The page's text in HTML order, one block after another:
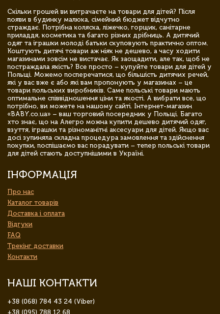
Скільки грошей ви витрачаєте на товари для дітей? Після
появи в будинку малюка, сімейний бюджет відчутно
страждає. Потрібна коляска, ліжечко, горщик, санітарне
приладдя, косметика та багато різних дрібниць. А дитячий
одяг та іграшки молоді батьки скуповують практично оптом.
Коштують дитячі товари аж ніяк не дешево, а часу ходити
магазинами зовсім не вистачає. Як заощадити, але так, щоб не
постраждала якість? Все просто – купуйте товари для дітей у
Польщі. Можемо посперечатися, що більшість дитячих речей,
які у вас вже є або які вам пропонують у магазинах – це
товари польських виробників. Саме польські товари мають
оптимальне співвідношення ціни та якості. А вибрати все, що
потрібно, ви можете на нашому сайті. Інтернет-магазин
«BABY.co.ua» – ваш торговий посередник у Польщі. Багато
хто знає, що на Алегро можна купити дешево дитячий одяг,
взуття, іграшки та різноманітні аксесуари для дітей. Якщо вас
досі зупиняла складна процедура замовлення та здійснення
покупки, поспішаємо вас порадувати – тепер польські товари
для дітей стають доступнішими в Україні.
ІНФОРМАЦІЯ
Про нас
Каталог товарів
Доставка і оплата
Відгуки
FAQ
Трекінг доставки
Контакти
НАШІ КОНТАКТИ
+38 (068) 784 43 24 (Viber)
+38 (095) 788 12 68